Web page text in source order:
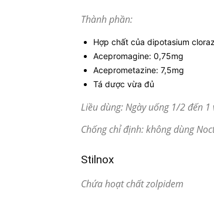
Thành phần:
Hợp chất của dipotasium
Acepromagine: 0,75mg
Aceprometazine: 7,5mg
Tá dược vừa đủ
Liều dùng: Ngày uống 1/2 đến
Chống chỉ định: không dùng
Stilnox
Chứa hoạt chất zolpidem